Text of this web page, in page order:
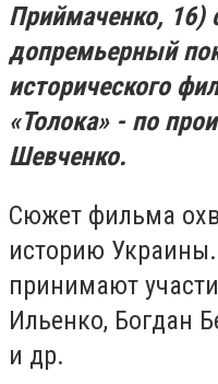
Приймаченко, 16)
допремьерный
исторического
«Толока» - по
Шевченко.
Сюжет фильма
историю
принимают
Ильенко, Богдан
и др.